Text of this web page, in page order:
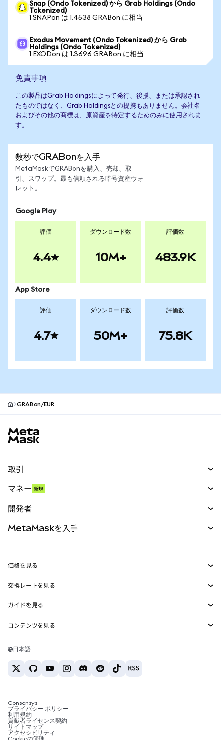
Snap (Ondo Tokenized) から Grab Holdings (Ondo
Tokenized)
1 SNAPon は 1.4538 GRABon に相当
Exodus Movement (Ondo Tokenized) から Grab
Holdings (Ondo Tokenized)
1 EXODon は 1.3696 GRABon に相当
免責事項
この製品はGrab Holdingsによって発行、後援、または承認され
たものではなく、Grab Holdingsとの提携もありません。会社名
およびその他の商標は、原資産を特定するためのみに使用されま
す。
数秒でGRABonを入手
MetaMaskでGRABonを購入、売却、取
引、スワップ。最も信頼される暗号資産ウォ
レット。
Google Play
評価
4.4
ダウンロード数
10M+
評価数
483.9K
App Store
評価
4.7
ダウンロード数
50M+
評価数
75.8K
GRABon/EUR
取引
パーペチュアル
RWA
マネー 新規
開発者
MetaMask Connect
Snaps
Web3サービス
MetaMaskを入手
セキュリティ
サポート
キャリア
お問い合わせ
価格を見る
イーサリアムの価格
Solanaの価格
Tetherの価格
交換レートを見る
ETH→USD
USDT→INR
BTC→INR
ETH→USDT
ガイドを見る
ETHの購入
USDTの購入
SHIBの購入
BNBの購入
コンテンツを見る
Solanaウォレット
税制関連ニュース
暗号資産の購入方法は？
ビットコインを売るには？
日本語
Consensys
プライバシー ポリシー
利用規約
貢献者ライセンス契約
サイトマップ
アクセシビリティ
Cookieの管理